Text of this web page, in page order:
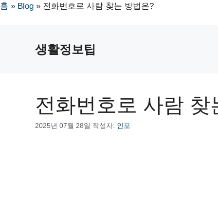
홈 » Blog » 전화번호로 사람 찾는 방법은?
생활정보팁
전화번호로 사람 찾
2025년 07월 28일 작성자: 인포